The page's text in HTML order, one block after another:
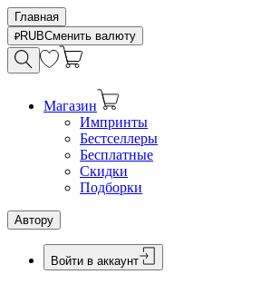
Главная
RUBСменить валюту
Магазин
Импринты
Бестселлеры
Бесплатные
Скидки
Подборки
Автору
Войти в аккаунт